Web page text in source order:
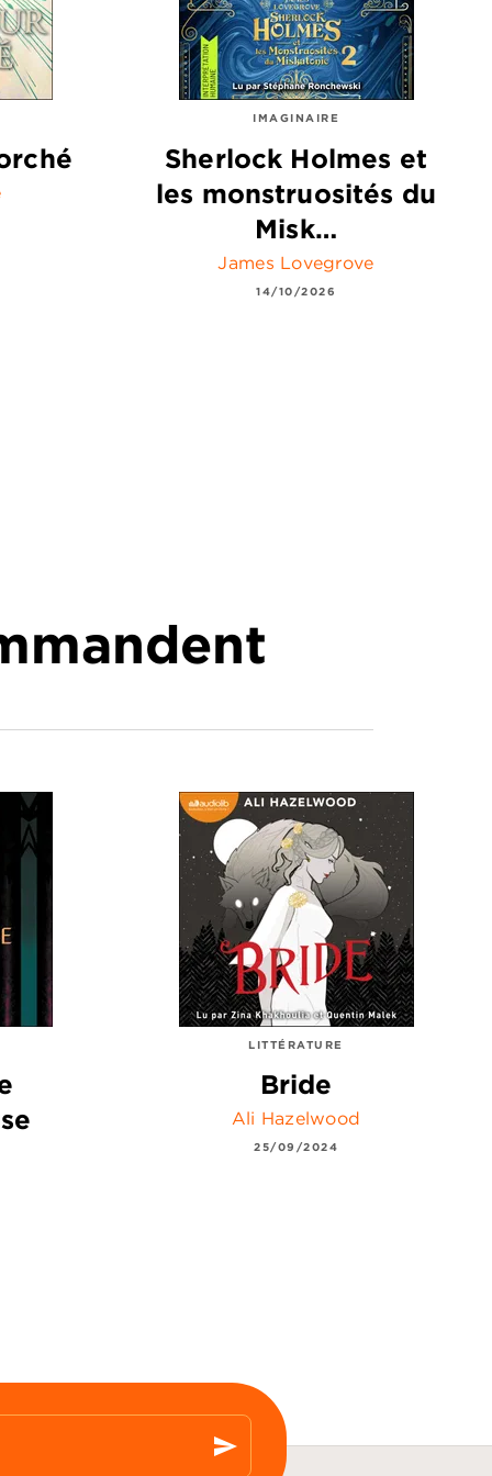
IMAGINAIRE
Sherlock Holmes et
les monstruosités du
Misk…
James Lovegrove
14/10/2026
LITTÉRATURE
Bride
Ali Hazelwood
25/09/2024
send